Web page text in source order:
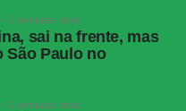
2 semanas atrás
sai na frente, mas
São Paulo no
2 semanas atrás